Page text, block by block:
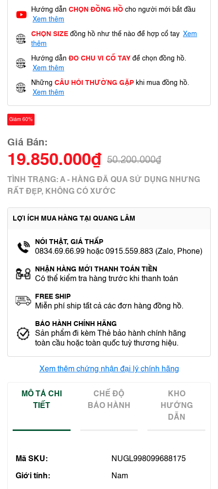
Hướng dẫn CHỌN ĐỒNG HỒ cho người mới bắt đầu
Xem thêm
CHỌN SIZE đồng hồ như thế nào để hợp cổ tay Xem
thêm
Hướng dẫn ĐO CHU VI CỔ TAY để chọn đồng hồ.
Xem thêm
Những CÂU HỎI THƯỜNG GẶP khi mua đồng hồ.
Xem thêm
Giảm 60%
Giá Bán:
19.850.000₫ 50.200.000₫
TÌNH TRẠNG: A - HÀNG ĐÃ QUA SỬ DỤNG NHƯNG
RẤT ĐẸP, KHÔNG CÓ XƯỚC
LỢI ÍCH MUA HÀNG TẠI QUANG LÂM
NÓI THẬT, GIÁ THẤP
0834.69.66.99 hoặc 0915.559.883 (Zalo, Phone)
NHẬN HÀNG MỚI THANH TOÁN TIỀN
Có thể kiểm tra hàng trước khi thanh toán
FREE SHIP
Miễn phí ship tất cả các đơn hàng đồng hồ.
BẢO HÀNH CHÍNH HÃNG
Sản phẩm đi kèm Thẻ bảo hành chính hãng
toàn cầu hoặc toàn quốc tuỳ thương hiệu.
Xem thêm chứng nhận đại lý chính hãng
MÔ TẢ CHI
TIẾT
CHẾ ĐỘ
BẢO HÀNH
KHO
HƯỚNG
DẪN
Mã SKU: NUGL998099688175
Giới tính: Nam